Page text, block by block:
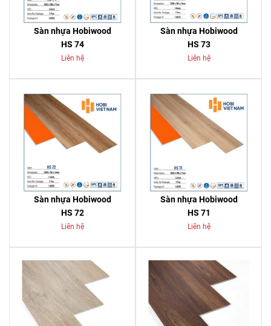
Sàn nhựa Hobiwood
HS 74
Liên hệ
Sàn nhựa Hobiwood
HS 73
Liên hệ
Sàn nhựa Hobiwood
HS 72
Liên hệ
Sàn nhựa Hobiwood
HS 71
Liên hệ